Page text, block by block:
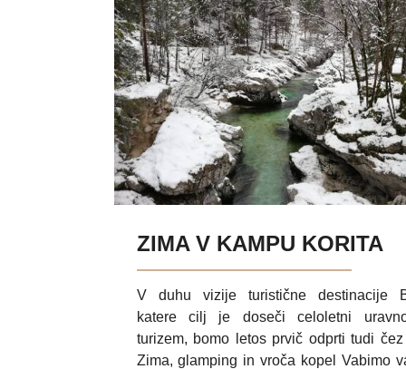
ZIMA V KAMPU KORITA
V duhu vizije turistične destinacije
katere cilj je doseči celoletni
turizem, bomo letos prvič odprti tudi
Zima, glamping in vroča kopel Vabimo